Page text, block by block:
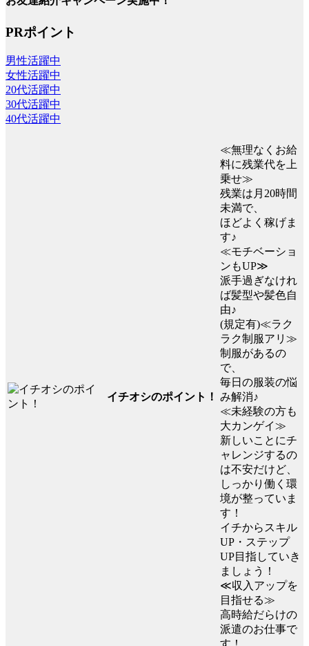
PRポイント
男性活躍中
女性活躍中
20代活躍中
30代活躍中
40代活躍中
イチオシのポイント！
≪無理なくお給
料に残業代を上
乗せ≫
残業は月20時間
未満で、
ほどよく稼げま
す♪
≪モチベーショ
ンもUP≫
派手過ぎなけれ
ば髪型や髪色自
由♪
(規定有)≪ラク
ラク制服アリ≫
制服があるの
で、
毎日の服装の悩
み解消♪
≪未経験の方も
大カンゲイ≫
新しいことにチ
ャレンジするの
は不安だけど、
しっかり働く環
境が整っていま
す！
イチからスキル
UP・ステップ
UP目指していき
ましょう！
≪収入アップを
目指せる≫
高時給だらけの
派遣のお仕事で